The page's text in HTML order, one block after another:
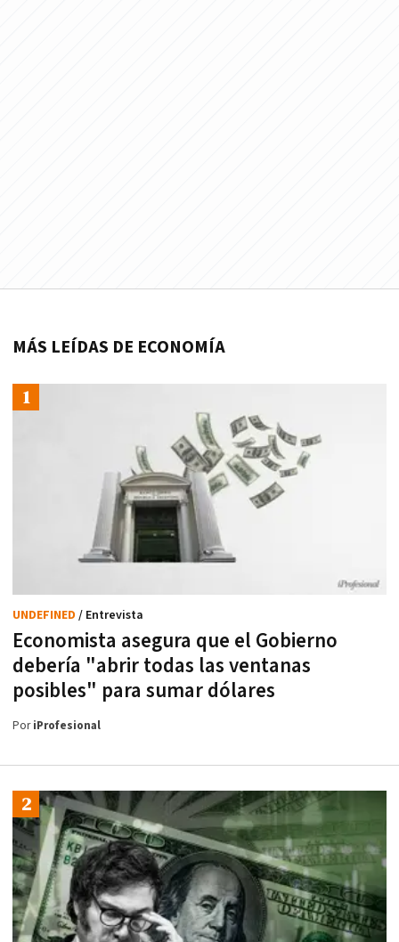
MÁS LEÍDAS DE ECONOMÍA
Economista asegura que el Gobierno
debería "abrir todas las ventanas
posibles" para sumar dólares
UNDEFINED / Entrevista
PoriProfesional